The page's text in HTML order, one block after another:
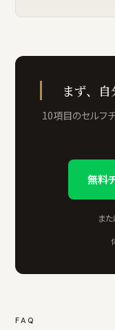
まず、自
10項目のセルフ
無料
また
FAQ